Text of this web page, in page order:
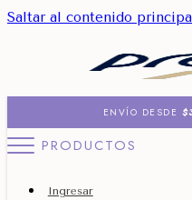
Saltar al contenido
ENVÍO DESDE
PRODUCTOS
Ingresar